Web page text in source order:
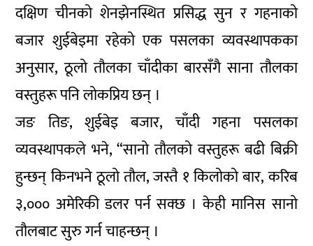
दक्षिण चीनको शेनझेनस्थित प्रसिद्ध सुन र गहनाको
बजार शुईबेइमा रहेको एक पसलका व्यवस्थापकका
अनुसार, ठूलो तौलका चाँदीका बारसँगै साना तौलका
वस्तुहरू पनि लोकप्रिय छन् ।
जङ तिङ, शुईबेइ बजार, चाँदी गहना पसलका
व्यवस्थापकले भने, “सानो तौलको वस्तुहरू बढी बिक्री
हुन्छन् किनभने ठूलो तौल, जस्तै १ किलोको बार, करिब
३,००० अमेरिकी डलर पर्न सक्छ । केही मानिस सानो
तौलबाट सुरु गर्न चाहन्छन् ।